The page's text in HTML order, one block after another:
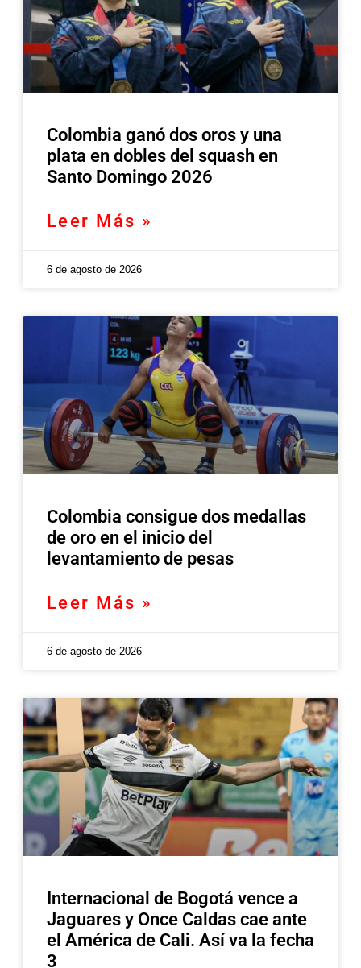
Colombia ganó dos oros y una
plata en dobles del squash en
Santo Domingo 2026
Leer Más »
6 de agosto de 2026
Colombia consigue dos medallas
de oro en el inicio del
levantamiento de pesas
Leer Más »
6 de agosto de 2026
Internacional de Bogotá vence a
Jaguares y Once Caldas cae ante
el América de Cali. Así va la fecha
3